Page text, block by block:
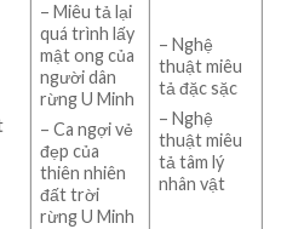
– Miêu tả lại
quá trình lấy
mật ong của
người dân
rừng U Minh
– Ca ngợi vẻ
đẹp của
thiên nhiên
đất trời
rừng U Minh
– Nghệ
thuật miêu
tả đặc sặc
– Nghệ
thuật miêu
tả tâm lý
nhân vật